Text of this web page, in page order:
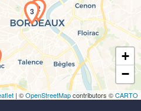
2
3
+
−
| ©OpenStreetMapcontributors ©CARTO